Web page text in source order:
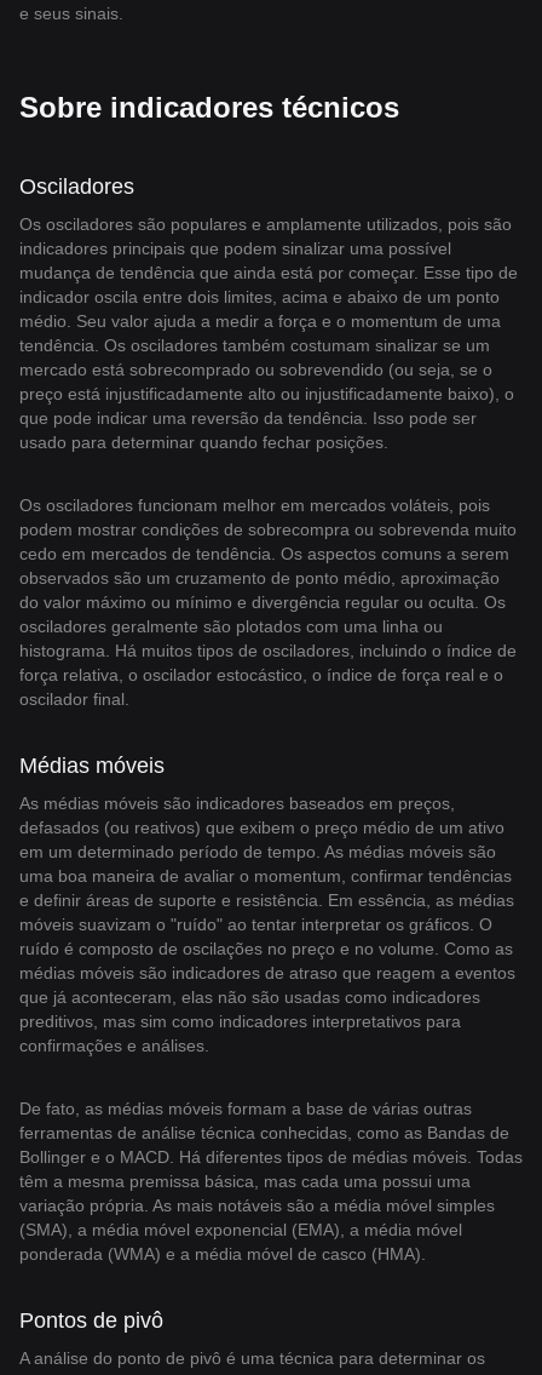
e seus sinais.
Sobre indicadores técnicos
Osciladores
Os osciladores são populares e amplamente utilizados, pois são
indicadores principais que podem sinalizar uma possível
mudança de tendência que ainda está por começar. Esse tipo de
indicador oscila entre dois limites, acima e abaixo de um ponto
médio. Seu valor ajuda a medir a força e o momentum de uma
tendência. Os osciladores também costumam sinalizar se um
mercado está sobrecomprado ou sobrevendido (ou seja, se o
preço está injustificadamente alto ou injustificadamente baixo), o
que pode indicar uma reversão da tendência. Isso pode ser
usado para determinar quando fechar posições.
Os osciladores funcionam melhor em mercados voláteis, pois
podem mostrar condições de sobrecompra ou sobrevenda muito
cedo em mercados de tendência. Os aspectos comuns a serem
observados são um cruzamento de ponto médio, aproximação
do valor máximo ou mínimo e divergência regular ou oculta. Os
osciladores geralmente são plotados com uma linha ou
histograma. Há muitos tipos de osciladores, incluindo o índice de
força relativa, o oscilador estocástico, o índice de força real e o
oscilador final.
Médias móveis
As médias móveis são indicadores baseados em preços,
defasados (ou reativos) que exibem o preço médio de um ativo
em um determinado período de tempo. As médias móveis são
uma boa maneira de avaliar o momentum, confirmar tendências
e definir áreas de suporte e resistência. Em essência, as médias
móveis suavizam o "ruído" ao tentar interpretar os gráficos. O
ruído é composto de oscilações no preço e no volume. Como as
médias móveis são indicadores de atraso que reagem a eventos
que já aconteceram, elas não são usadas como indicadores
preditivos, mas sim como indicadores interpretativos para
confirmações e análises.
De fato, as médias móveis formam a base de várias outras
ferramentas de análise técnica conhecidas, como as Bandas de
Bollinger e o MACD. Há diferentes tipos de médias móveis. Todas
têm a mesma premissa básica, mas cada uma possui uma
variação própria. As mais notáveis são a média móvel simples
(SMA), a média móvel exponencial (EMA), a média móvel
ponderada (WMA) e a média móvel de casco (HMA).
Pontos de pivô
A análise do ponto de pivô é uma técnica para determinar os